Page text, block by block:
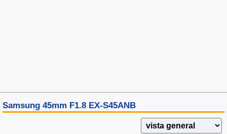
Samsung 45mm F1.8 EX-S45ANB